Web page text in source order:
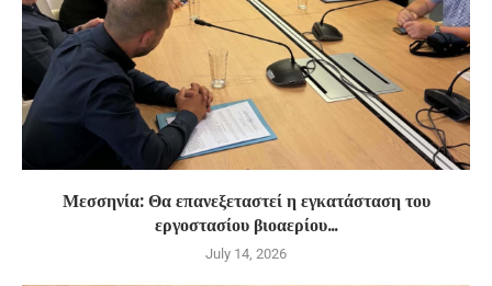
Μεσσηνία: Θα επανεξεταστεί η εγκατάσταση του
εργοστασίου βιοαερίου...
July 14, 2026